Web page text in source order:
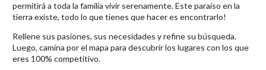
permitirá a toda la familia vivir serenamente. Este paraíso en la
tierra existe, todo lo que tienes que hacer es encontrarlo!
Rellene sus pasiones, sus necesidades y refine su búsqueda.
Luego, camina por el mapa para descubrir los lugares con los que
eres 100% competitivo.